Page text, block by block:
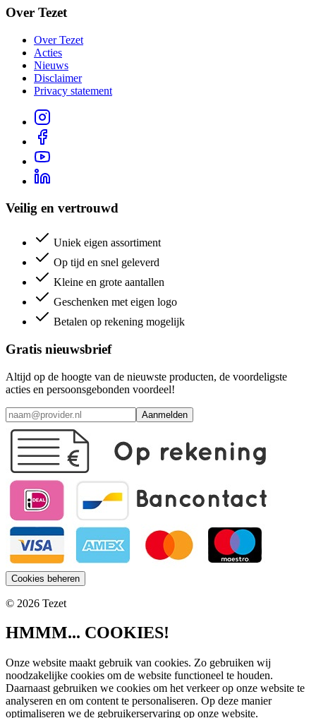
Over Tezet
Over Tezet
Acties
Nieuws
Disclaimer
Privacy statement
Veilig en vertrouwd
Uniek eigen assortiment
Op tijd en snel geleverd
Kleine en grote aantallen
Geschenken met eigen logo
Betalen op rekening mogelijk
Gratis nieuwsbrief
Altijd op de hoogte van de nieuwste producten, de voordeligste
acties en persoonsgebonden voordeel!
Aanmelden
Cookies beheren
© 2026 Tezet
HMMM... COOKIES!
Onze website maakt gebruik van cookies. Zo gebruiken wij
noodzakelijke cookies om de website functioneel te houden.
Daarnaast gebruiken we cookies om het verkeer op onze website te
analyseren en om content te personaliseren. Op deze manier
optimaliseren we de gebruikerservaring op onze website.